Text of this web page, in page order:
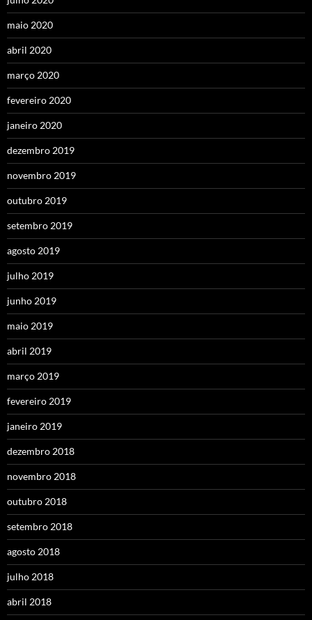
maio 2020
abril 2020
março 2020
fevereiro 2020
janeiro 2020
dezembro 2019
novembro 2019
outubro 2019
setembro 2019
agosto 2019
julho 2019
junho 2019
maio 2019
abril 2019
março 2019
fevereiro 2019
janeiro 2019
dezembro 2018
novembro 2018
outubro 2018
setembro 2018
agosto 2018
julho 2018
abril 2018